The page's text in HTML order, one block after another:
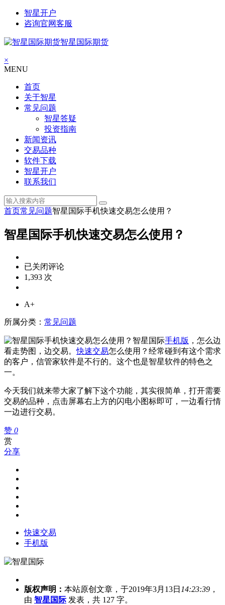
智星开户
咨询官网客服
智星国际期货
×
MENU
首页
关于智星
常见问题
智星答疑
投资指南
新闻资讯
交易品种
软件下载
智星开户
联系我们
首页常见问题智星国际手机快速交易怎么使用？
智星国际手机快速交易怎么使用？
智
星
手
机
速
交
易
使
用？
已关闭评论
1,393 次
A+
所属分类： 常见问题
智星国际手机版 ，怎么边
看走势图，边交易。快速交易怎么使用？经常碰到有这个需求
的客户，信管家软件是不行的。这个也是智星软件的特色之
一。
今天我们就来带大家了解下这个功能，其实很简单，打开需要
交易的品种，点击屏幕右上方的闪电小图标即可，一边看行情
一边进行交易。
赞 0
赏
分享
快速交易
手机版
版权声明： 本站原创文章，于2019年3月13日 14:23:39 ，
由 智星国际 发表，共 127 字。